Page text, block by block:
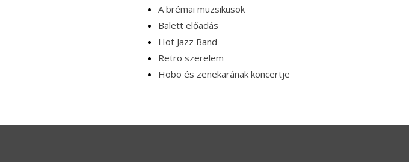
A brémai muzsikusok
Balett előadás
Hot Jazz Band
Retro szerelem
Hobo és zenekarának koncertje